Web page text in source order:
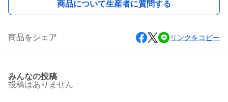
商品について生産者に質問する
商品をシェア リンクをコピー
みんなの投稿
投稿はありません